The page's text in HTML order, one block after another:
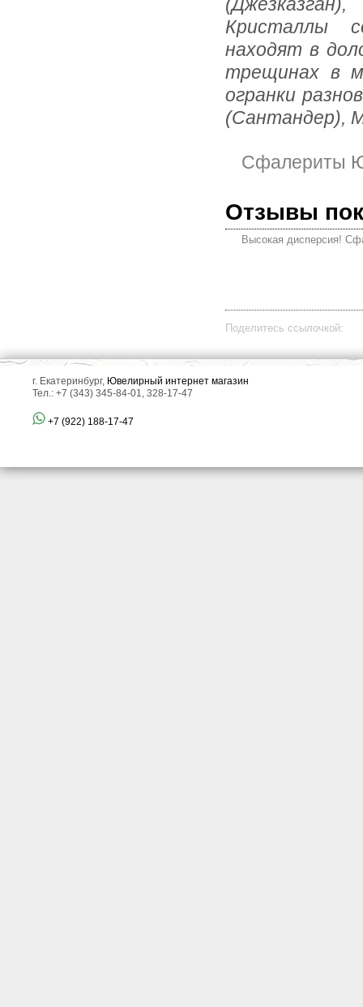
Кристаллы
находят в
трещинах в
огранки
(Сантандер),
Сфалериты
Отзывы
Высокая дисперсия!
Поделитесь ссылочкой:
г. Екатеринбург, Ювелирный интернет магазин
Тел.: +7 (343) 345-84-01, 328-17-47
+7 (922) 188-17-47